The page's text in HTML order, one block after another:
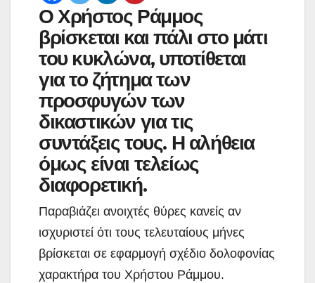
Ο Χρήστος Ράμμος
βρίσκεται και πάλι στο μάτι
του κυκλώνα, υποτίθεται
για το ζήτημα των
προσφυγών των
δικαστικών για τις
συντάξεις τους. Η αλήθεια
όμως είναι τελείως
διαφορετική.
Παραβιάζει ανοιχτές θύρες κανείς αν
ισχυριστεί ότι τους τελευταίους μήνες
βρίσκεται σε εφαρμογή σχέδιο δολοφονίας
χαρακτήρα του Χρήστου Ράμμου.